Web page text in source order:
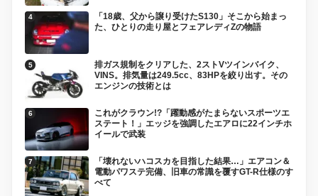
「18歳、父から譲り受けたS130」そこから始まっ
た、ひとりの走り屋とフェアレディZの物語
排ガス規制をクリアした、2ストVツインバイク、
VINS。排気量は249.5cc、83HPを絞り出す。その
エンジンの技術とは
これがクラウン!?「躍動感がたまらないスポーツエ
ステート！」エッジを強調したエアロに22インチホ
イールで武装
「壊れないハコスカを目指した結果…」エアコン＆
電動パワステ完備、旧車の常識を覆すGT-R仕様のす
べて